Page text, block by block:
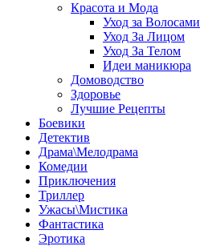
Красота и Мода
Уход за Волосами
Уход За Лицом
Уход За Телом
Идеи маникюра
Домоводство
Здоровье
Лучшие Рецепты
Боевики
Детектив
Драма\Мелодрама
Комедии
Приключения
Триллер
Ужасы\Мистика
Фантастика
Эротика